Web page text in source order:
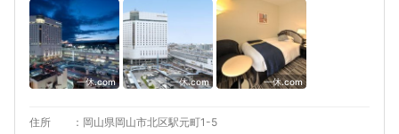
一休.com 一休.com 一休.com
住所
岡山県岡山市北区駅元町1-5